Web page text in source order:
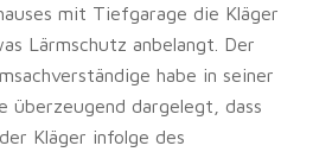
mit Tiefgarage die Kläger
Lärmschutz anbelangt. Der
habe in seiner
überzeugend dargelegt, dass
Kläger infolge des